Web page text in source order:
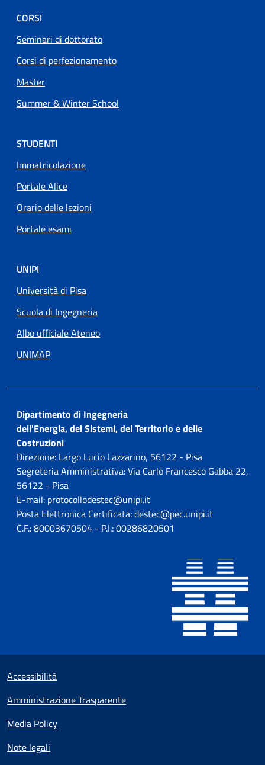
CORSI
Seminari di dottorato
Corsi di perfezionamento
Master
Summer & Winter School
STUDENTI
Immatricolazione
Portale Alice
Orario delle lezioni
Portale esami
UNIPI
Università di Pisa
Scuola di Ingegneria
Albo ufficiale Ateneo
UNIMAP
Dipartimento di Ingegneria
dell'Energia, dei Sistemi, del Territorio e delle
Costruzioni
Direzione: Largo Lucio Lazzarino, 56122 - Pisa
Segreteria Amministrativa: Via Carlo Francesco Gabba 22,
56122 - Pisa
E-mail: protocollodestec@unipi.it
Posta Elettronica Certificata: destec@pec.unipi.it
C.F.: 80003670504 - P.I.: 00286820501
Small prints
Sezione Link utili
Accessibilità
Amministrazione Trasparente
Media Policy
Note legali